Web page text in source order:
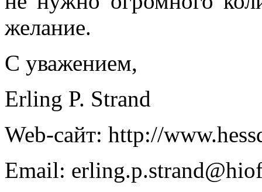
желание.
С уважением,
Erling P. Strand
Web-сайт: http://
Email: